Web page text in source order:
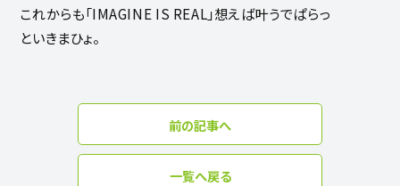
これからも「IMAGINE IS REAL」想えば叶うでぱらっ
といきまひょ。
前の記事へ
一覧へ戻る